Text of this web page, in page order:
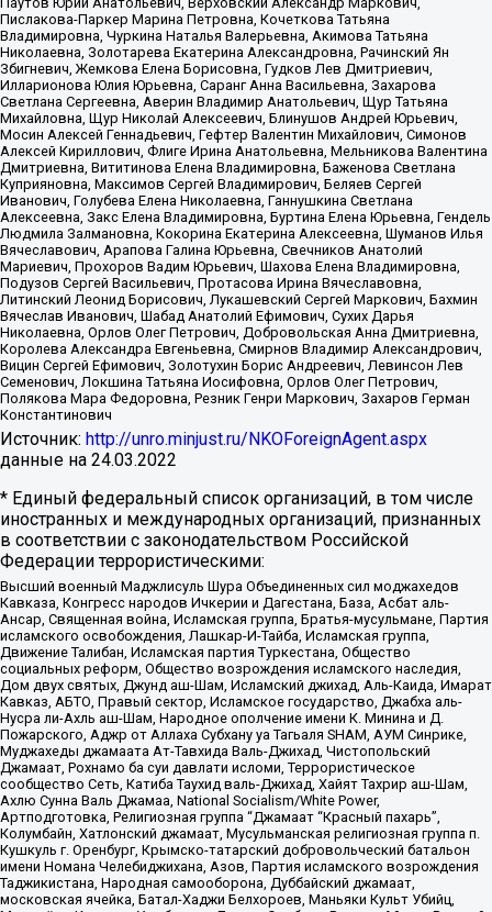
Пислакова-Паркер Марина Петровна, Кочеткова Татьяна
Владимировна, Чуркина Наталья Валерьевна, Акимова Татьяна
Николаевна, Золотарева Екатерина Александровна, Рачинский Ян
Збигневич, Жемкова Елена Борисовна, Гудков Лев Дмитриевич,
Илларионова Юлия Юрьевна, Саранг Анна Васильевна, Захарова
Светлана Сергеевна, Аверин Владимир Анатольевич, Щур Татьяна
Михайловна, Щур Николай Алексеевич, Блинушов Андрей Юрьевич,
Мосин Алексей Геннадьевич, Гефтер Валентин Михайлович, Симонов
Алексей Кириллович, Флиге Ирина Анатольевна, Мельникова Валентина
Дмитриевна, Вититинова Елена Владимировна, Баженова Светлана
Куприяновна, Максимов Сергей Владимирович, Беляев Сергей
Иванович, Голубева Елена Николаевна, Ганнушкина Светлана
Алексеевна, Закс Елена Владимировна, Буртина Елена Юрьевна, Гендель
Людмила Залмановна, Кокорина Екатерина Алексеевна, Шуманов Илья
Вячеславович, Арапова Галина Юрьевна, Свечников Анатолий
Мариевич, Прохоров Вадим Юрьевич, Шахова Елена Владимировна,
Подузов Сергей Васильевич, Протасова Ирина Вячеславовна,
Литинский Леонид Борисович, Лукашевский Сергей Маркович, Бахмин
Вячеслав Иванович, Шабад Анатолий Ефимович, Сухих Дарья
Николаевна, Орлов Олег Петрович, Добровольская Анна Дмитриевна,
Королева Александра Евгеньевна, Смирнов Владимир Александрович,
Вицин Сергей Ефимович, Золотухин Борис Андреевич, Левинсон Лев
Семенович, Локшина Татьяна Иосифовна, Орлов Олег Петрович,
Полякова Мара Федоровна, Резник Генри Маркович, Захаров Герман
Константинович
Источник: http://unro.minjust.ru/NKOForeignAgent.aspx
данные на 24.03.2022
* Единый федеральный список организаций, в том числе
иностранных и международных организаций, признанных
в соответствии с законодательством Российской
Федерации террористическими:
Высший военный Маджлисуль Шура Объединенных сил моджахедов
Кавказа, Конгресс народов Ичкерии и Дагестана, База, Асбат аль-
Ансар, Священная война, Исламская группа, Братья-мусульмане, Партия
исламского освобождения, Лашкар-И-Тайба, Исламская группа,
Движение Талибан, Исламская партия Туркестана, Общество
социальных реформ, Общество возрождения исламского наследия,
Дом двух святых, Джунд аш-Шам, Исламский джихад, Аль-Каида, Имарат
Кавказ, АБТО, Правый сектор, Исламское государство, Джабха аль-
Нусра ли-Ахль аш-Шам, Народное ополчение имени К. Минина и Д.
Пожарского, Аджр от Аллаха Субхану уа Тагьаля SHAM, АУМ Синрике,
Муджахеды джамаата Ат-Тавхида Валь-Джихад, Чистопольский
Джамаат, Рохнамо ба суи давлати исломи, Террористическое
сообщество Сеть, Катиба Таухид валь-Джихад, Хайят Тахрир аш-Шам,
Ахлю Сунна Валь Джамаа, National Socialism/White Power,
Артподготовка, Религиозная группа “Джамаат “Красный пахарь”,
Колумбайн, Хатлонский джамаат, Мусульманская религиозная группа п.
Кушкуль г. Оренбург, Крымско-татарский добровольческий батальон
имени Номана Челебиджихана, Азов, Партия исламского возрождения
Таджикистана, Народная самооборона, Дуббайский джамаат,
московская ячейка, Батал-Хаджи Белхороев, Маньяки Культ Убийц,